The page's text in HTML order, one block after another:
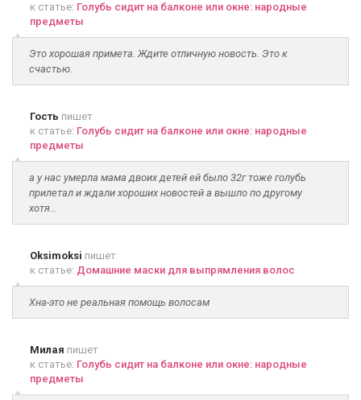
к статье: Голубь сидит на балконе или окне: народные
предметы
Это хорошая примета. Ждите отличную новость. Это к
счастью.
Гость пишет
к статье: Голубь сидит на балконе или окне: народные
предметы
а у нас умерла мама двоих детей ей было 32г тоже голубь
прилетал и ждали хороших новостей а вышло по другому
хотя...
Oksimoksi пишет
к статье: Домашние маски для выпрямления волос
Хна-это не реальная помощь волосам
Милая пишет
к статье: Голубь сидит на балконе или окне: народные
предметы